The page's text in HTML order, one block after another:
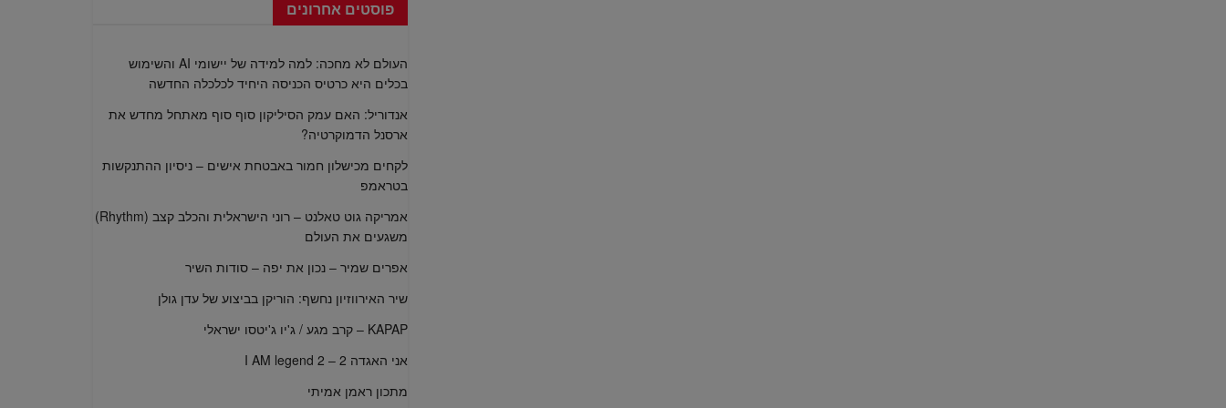
פוסטים אחרונים
העולם לא מחכה: למה למידה של יישומי AI והשימוש
בכלים היא כרטיס הכניסה היחיד לכלכלה החדשה
אנדוריל: האם עמק הסיליקון סוף סוף מאתחל מחדש את
ארסנל הדמוקרטיה?
לקחים מכישלון חמור באבטחת אישים – ניסיון ההתנקשות
בטראמפ
אמריקה גוט טאלנט – רוני הישראלית והכלב קצב (Rhythm)
משגעים את העולם
אפרים שמיר – נכון את יפה – סודות השיר
שיר האירווזיון נחשף: הוריקן בביצוע של עדן גולן
KAPAP – קרב מגע / ג'יו ג'יטסו ישראלי
אני האגדה 2 – I AM legend 2
מתכון ראמן אמיתי